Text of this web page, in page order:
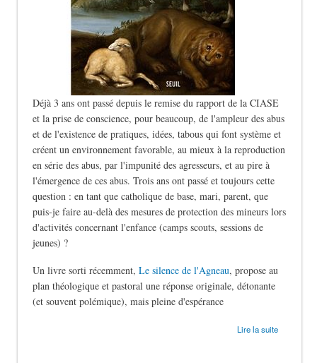
Déjà 3 ans ont passé depuis le remise du rapport de la CIASE
et la prise de conscience, pour beaucoup, de l'ampleur des abus
et de l'existence de pratiques, idées, tabous qui font système et
créent un environnement favorable, au mieux à la reproduction
en série des abus, par l'impunité des agresseurs, et au pire à
l'émergence de ces abus. Trois ans ont passé et toujours cette
question : en tant que catholique de base, mari, parent, que
puis-je faire au-delà des mesures de protection des mineurs lors
d'activités concernant l'enfance (camps scouts, sessions de
jeunes) ?
Un livre sorti récemment, Le silence de l'Agneau, propose au
plan théologique et pastoral une réponse originale, détonante
(et souvent polémique), mais pleine d'espérance
Lire la suite